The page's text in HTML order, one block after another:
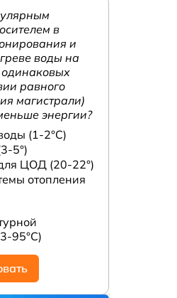
в
и
воды на
одинаковых
равного
магистрали)
энергии?
(1-2°С)
5°)
ЦОД (20-22°)
отопления
95°С)